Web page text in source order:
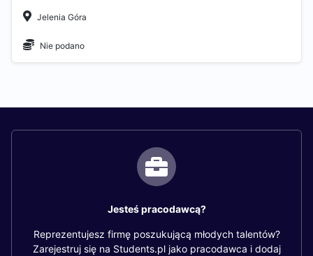
Jelenia Góra
Nie podano
Jesteś pracodawcą?
Reprezentujesz firmę poszukującą młodych talentów?
Zarejestruj się na Students.pl jako pracodawca i dodaj